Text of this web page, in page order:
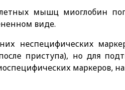
мышц миоглобин
виде.
неспецифических
приступа), но для
маркеров,